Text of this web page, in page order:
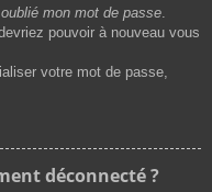
oublié mon mot de passe
pouvoir à nouveau vous
votre mot de passe,
déconnecté ?